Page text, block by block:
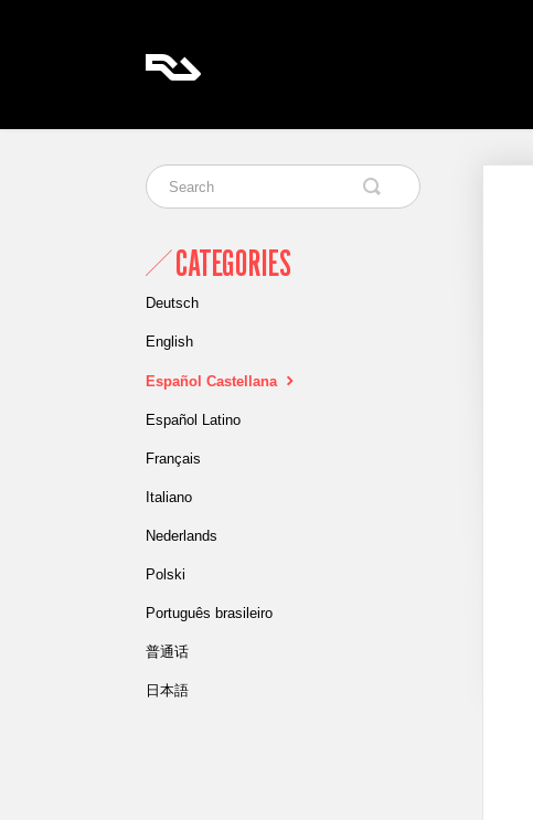
CATEGORIES
Deutsch
English
Español Castellana
Español Latino
Français
Italiano
Nederlands
Polski
Português brasileiro
普通话
日本語